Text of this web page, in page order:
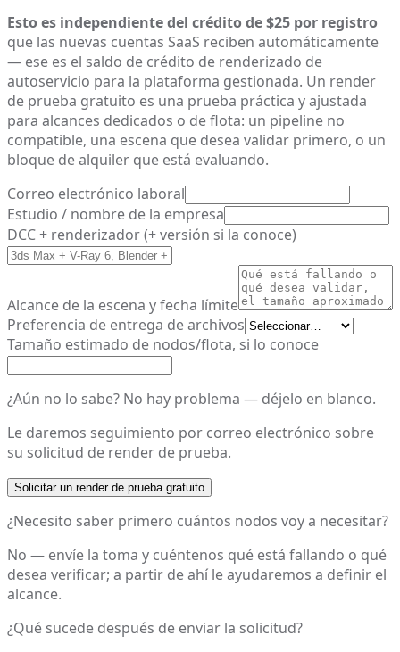
Esto es independiente del crédito de $25 por registro
que las nuevas cuentas SaaS reciben automáticamente
— ese es el saldo de crédito de renderizado de
autoservicio para la plataforma gestionada. Un render
de prueba gratuito es una prueba práctica y ajustada
para alcances dedicados o de flota: un pipeline no
compatible, una escena que desea validar primero, o un
bloque de alquiler que está evaluando.
Correo electrónico laboral
Estudio / nombre de la empresa
DCC + renderizador (+ versión si la conoce)
Alcance de la escena y fecha límite
Preferencia de entrega de archivos
Tamaño estimado de nodos/flota, si lo conoce
¿Aún no lo sabe? No hay problema — déjelo en blanco.
Le daremos seguimiento por correo electrónico sobre
su solicitud de render de prueba.
Solicitar un render de prueba gratuito
¿Necesito saber primero cuántos nodos voy a necesitar?
No — envíe la toma y cuéntenos qué está fallando o qué
desea verificar; a partir de ahí le ayudaremos a definir el
alcance.
¿Qué sucede después de enviar la solicitud?